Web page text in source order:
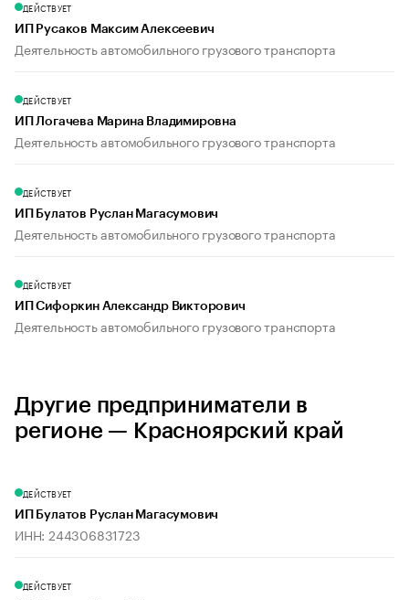
ДЕЙСТВУЕТ
ИП Русаков Максим Алексеевич
Деятельность автомобильного грузового транспорта
ДЕЙСТВУЕТ
ИП Логачева Марина Владимировна
Деятельность автомобильного грузового транспорта
ДЕЙСТВУЕТ
ИП Булатов Руслан Магасумович
Деятельность автомобильного грузового транспорта
ДЕЙСТВУЕТ
ИП Сифоркин Александр Викторович
Деятельность автомобильного грузового транспорта
Другие предприниматели в
регионе — Красноярский край
ДЕЙСТВУЕТ
ИП Булатов Руслан Магасумович
ИНН: 244306831723
ДЕЙСТВУЕТ